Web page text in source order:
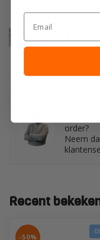
MONTOLIT
order?
Neem
Recent
-50%
Email